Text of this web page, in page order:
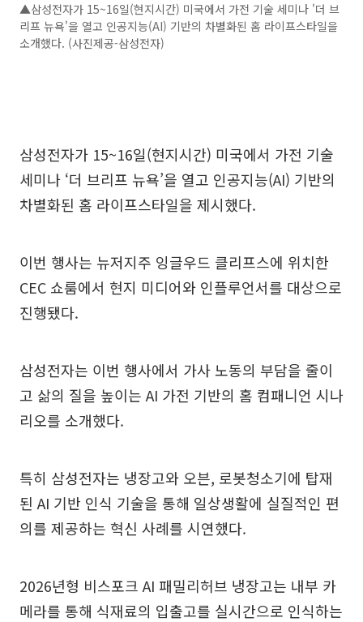
▲삼성전자가 15~16일(현지시간) 미국에서 가전 기술 세미나 '더 브
리프 뉴욕'을 열고 인공지능(AI) 기반의 차별화된 홈 라이프스타일을
소개했다. (사진제공-삼성전자)
삼성전자가 15~16일(현지시간) 미국에서 가전 기술
세미나 ‘더 브리프 뉴욕’을 열고 인공지능(AI) 기반의
차별화된 홈 라이프스타일을 제시했다.
이번 행사는 뉴저지주 잉글우드 클리프스에 위치한
CEC 쇼룸에서 현지 미디어와 인플루언서를 대상으로
진행됐다.
삼성전자는 이번 행사에서 가사 노동의 부담을 줄이
고 삶의 질을 높이는 AI 가전 기반의 홈 컴패니언 시나
리오를 소개했다.
특히 삼성전자는 냉장고와 오븐, 로봇청소기에 탑재
된 AI 기반 인식 기술을 통해 일상생활에 실질적인 편
의를 제공하는 혁신 사례를 시연했다.
2026년형 비스포크 AI 패밀리허브 냉장고는 내부 카
메라를 통해 식재료의 입출고를 실시간으로 인식하는